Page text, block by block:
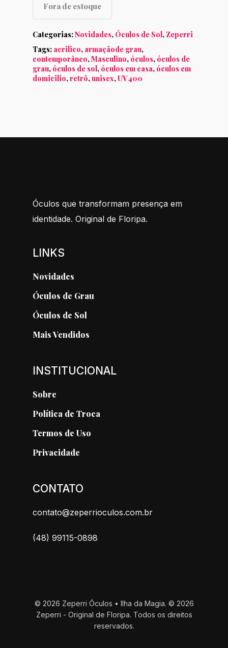
Fora de estoque
Categorias:Novidades, Óculos de Sol, Zeperri
Tags: acrilico, armaçãode grau,
contemporâneo,Masculino, óculos, óculos de
grau, óculos de sol, óculos em casa, óculos em
domicilio,retrô,unisex,UV400
Óculos que transformam presença em
identidade. Original de Floripa.
LINKS
Novidades
Óculos de Grau
Óculos de Sol
Mais Vendidos
INSTITUCIONAL
Sobre
Política de Troca
Termos de Uso
Privacidade
CONTATO
contato@zeperrioculos.com.br
(48) 99115-0898
© 2026 Zeperri Óculos • Ilha da Magia. © 2026
Zeperri - Original de Floripa. Todos os direitos
reservados.